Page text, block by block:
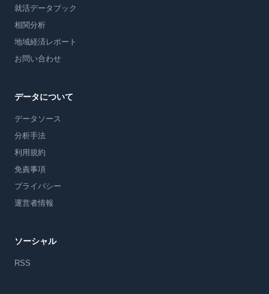
就活データブック
相関分析
地域経済レポート
お問い合わせ
データについて
データソース
分析手法
利用規約
免責事項
プライバシー
運営者情報
ソーシャル
RSS